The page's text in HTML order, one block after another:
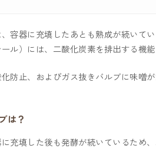
容器に充填したあとも熟成が続いて
ル）には、二酸化炭素を排出する機能
防止、およびガス抜きバルブに味噌󠄀
は？
充填した後も発酵が続いているため